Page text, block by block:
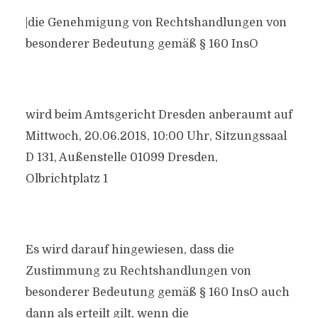
|die Genehmigung von Rechtshandlungen von
besonderer Bedeutung gemäß § 160 InsO
wird beim Amtsgericht Dresden anberaumt auf
Mittwoch, 20.06.2018, 10:00 Uhr, Sitzungssaal
D 131, Außenstelle 01099 Dresden,
Olbrichtplatz 1
Es wird darauf hingewiesen, dass die
Zustimmung zu Rechtshandlungen von
besonderer Bedeutung gemäß § 160 InsO auch
dann als erteilt gilt, wenn die